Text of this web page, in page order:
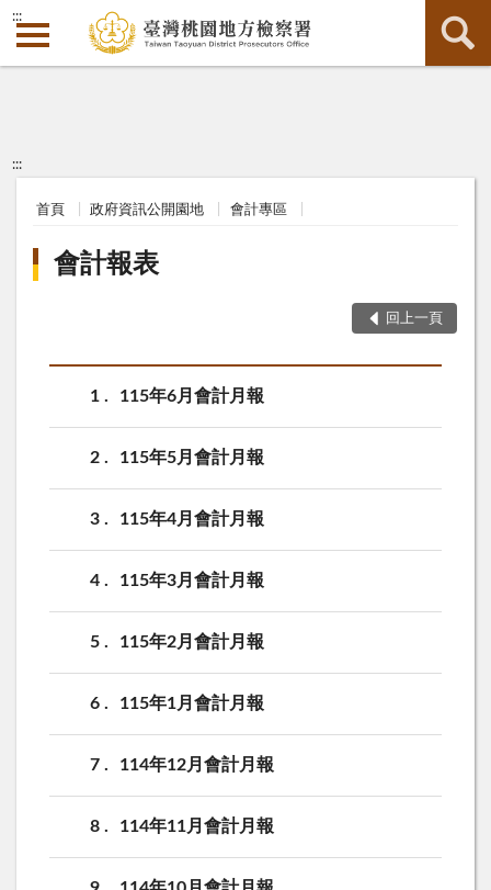
:::
:::
首頁 政府資訊公開園地 會計專區
會計報表
回上一頁
1 115年6月會計月報
2 115年5月會計月報
3 115年4月會計月報
4 115年3月會計月報
5 115年2月會計月報
6 115年1月會計月報
7 114年12月會計月報
8 114年11月會計月報